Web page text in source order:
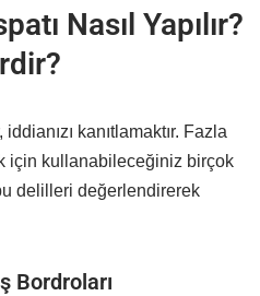
Nasıl Yapılır?
kanıtlamaktır. Fazla
için kullanabileceğiniz birçok
delilleri değerlendirerek
Bordroları